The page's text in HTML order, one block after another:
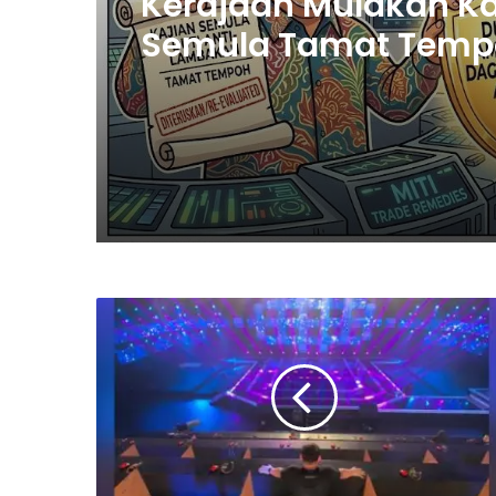
Sementara Jawatan
Timbalan Presiden
Saifuddin Pemangku
Tugas